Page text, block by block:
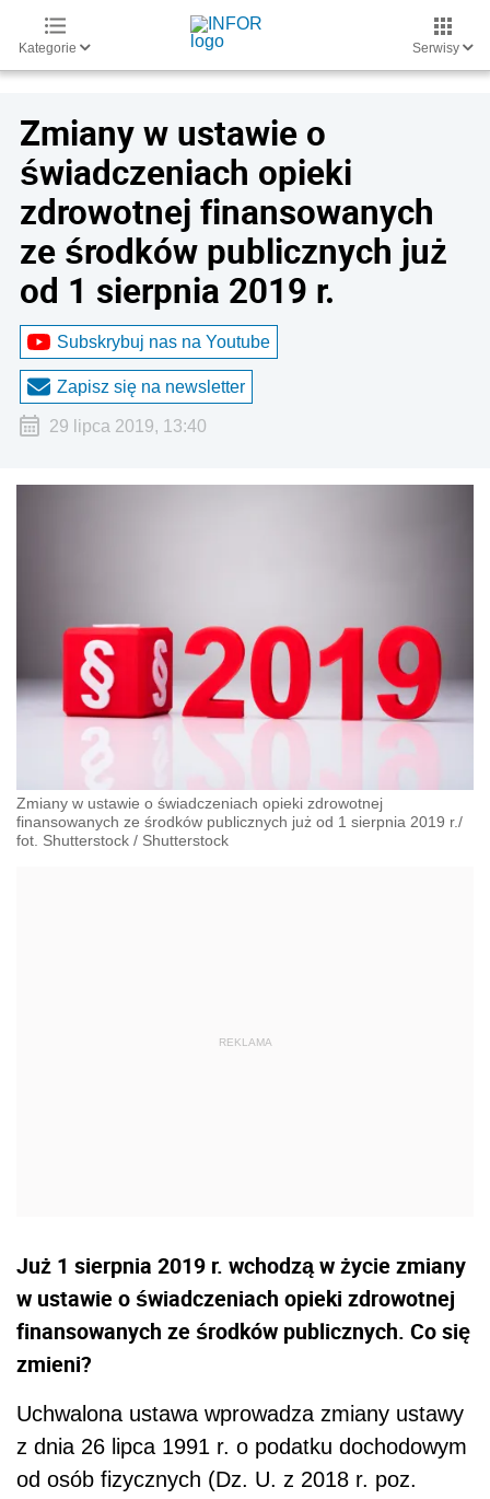
Kategorie Serwisy
Zmiany w ustawie o
świadczeniach opieki
zdrowotnej finansowanych
ze środków publicznych już
od 1 sierpnia 2019 r.
Subskrybuj nas na Youtube
Zapisz się na newsletter
29 lipca 2019, 13:40
Zmiany w ustawie o świadczeniach opieki zdrowotnej
finansowanych ze środków publicznych już od 1 sierpnia 2019 r./
fot. Shutterstock / Shutterstock
Już 1 sierpnia 2019 r. wchodzą w życie zmiany
w ustawie o świadczeniach opieki zdrowotnej
finansowanych ze środków publicznych. Co się
zmieni?
Uchwalona ustawa wprowadza zmiany ustawy
z dnia 26 lipca 1991 r. o podatku dochodowym
od osób fizycznych (Dz. U. z 2018 r. poz.